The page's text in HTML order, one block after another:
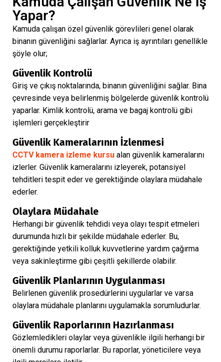
Yapar?
Kamuda çalışan özel güvenlik görevlileri genel olarak
binanın güvenliğini sağlarlar. Ayrıca iş ayrıntıları genellikle
şöyle olur;
Güvenlik Kontrolü
Giriş ve çıkış noktalarında, binanın güvenliğini sağlar. Bina
çevresinde veya belirlenmiş bölgelerde güvenlik kontrolü
yaparlar. Kimlik kontrolü, arama ve bagaj kontrolü gibi
işlemleri gerçekleştirir
Güvenlik Kameralarının İzlenmesi
CCTV kamera izleme kursu alan güvenlik kameralarını
izlerler. Güvenlik kameralarını izleyerek, potansiyel
tehditleri tespit eder ve gerektiğinde olaylara müdahale
ederler.
Olaylara Müdahale
Herhangi bir güvenlik tehdidi veya olayı tespit etmeleri
durumunda hızlı bir şekilde müdahale ederler. Bu,
gerektiğinde yetkili kolluk kuvvetlerine yardım çağırma
veya sakinleştirme gibi çeşitli şekillerde olabilir.
Güvenlik Planlarının Uygulanması
Belirlenen güvenlik prosedürlerini uygularlar ve varsa
olaylara müdahale planlarını uygulamakla sorumludurlar.
Güvenlik Raporlarının Hazırlanması
Gözlemledikleri olaylar veya güvenlikle ilgili herhangi bir
önemli durumu raporlarlar. Bu raporlar, yöneticilere veya